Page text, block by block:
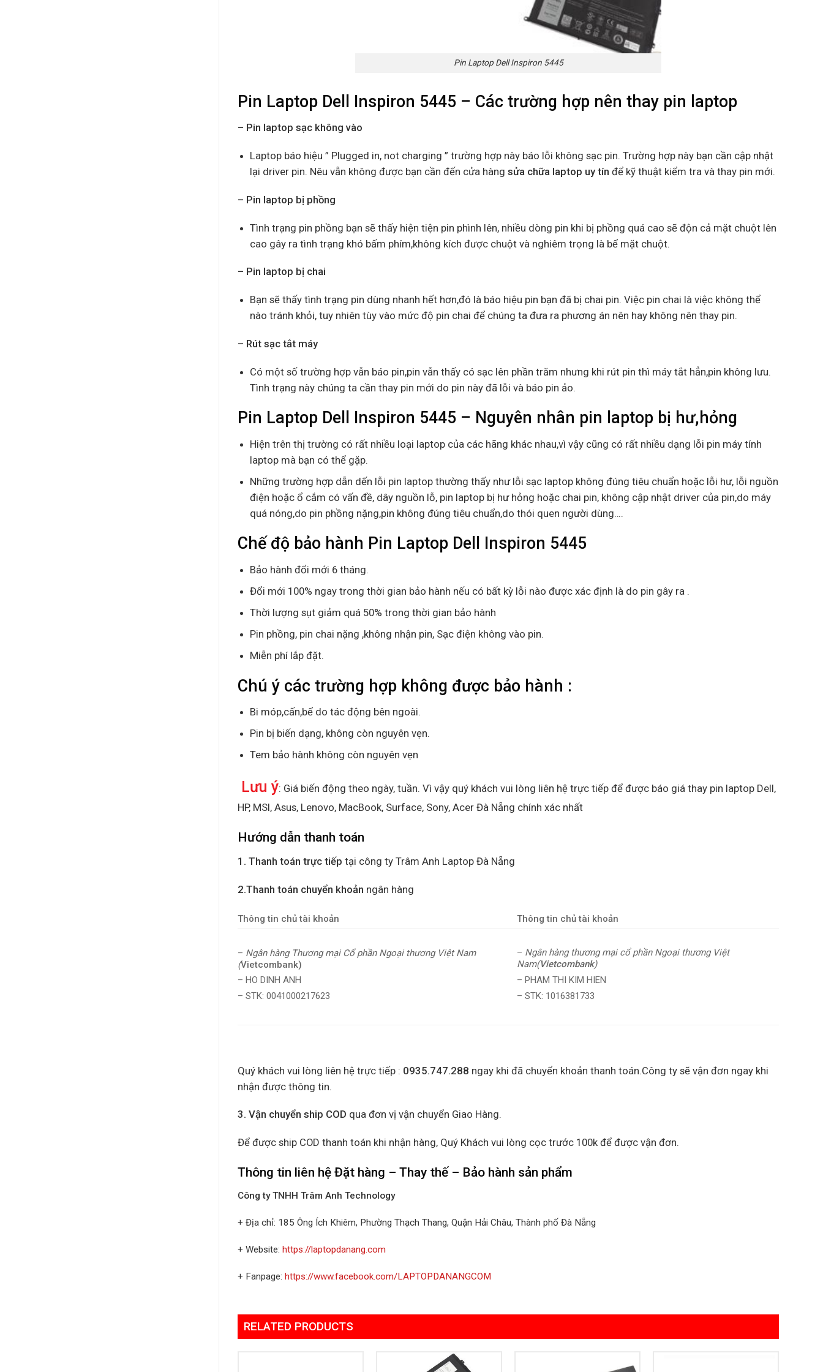
Pin Laptop Dell Inspiron 5445
Pin Laptop Dell Inspiron 5445 – Các trường hợp nên thay pin laptop
– Pin laptop sạc không vào
Laptop báo hiệu ” Plugged in, not charging ” trường hợp này báo lỗi không sạc pin. Trường hợp này bạn cần cập nhật
lại driver pin. Nêu vẫn không được bạn cần đến cửa hàng sửa chữa laptop uy tín để kỹ thuật kiểm tra và thay pin mới.
– Pin laptop bị phồng
Tình trạng pin phồng bạn sẽ thấy hiện tiện pin phình lên, nhiều dòng pin khi bị phồng quá cao sẽ độn cả mặt chuột lên
cao gây ra tình trạng khó bấm phím,không kích được chuột và nghiêm trọng là bể mặt chuột.
– Pin laptop bị chai
Bạn sẽ thấy tình trạng pin dùng nhanh hết hơn,đó là báo hiệu pin bạn đã bị chai pin. Việc pin chai là việc không thể
nào tránh khỏi, tuy nhiên tùy vào mức độ pin chai để chúng ta đưa ra phương án nên hay không nên thay pin.
– Rút sạc tắt máy
Có một số trường hợp vẫn báo pin,pin vẫn thấy có sạc lên phần trăm nhưng khi rút pin thì máy tắt hẳn,pin không lưu.
Tình trạng này chúng ta cần thay pin mới do pin này đã lỗi và báo pin ảo.
Pin Laptop Dell Inspiron 5445 – Nguyên nhân pin laptop bị hư,hỏng
Hiện trên thị trường có rất nhiều loại laptop của các hãng khác nhau,vì vậy cũng có rất nhiều dạng lỗi pin máy tính
laptop mà bạn có thể gặp.
Những trường hợp dẫn dến lỗi pin laptop thường thấy như lỗi sạc laptop không đúng tiêu chuẩn hoặc lỗi hư, lỗi nguồn
điện hoặc ổ cắm có vấn đề, dây nguồn lỗ, pin laptop bị hư hỏng hoặc chai pin, không cập nhật driver của pin,do máy
quá nóng,do pin phồng nặng,pin không đúng tiêu chuẩn,do thói quen người dùng….
Chế độ bảo hành Pin Laptop Dell Inspiron 5445
Bảo hành đổi mới 6 tháng.
Đổi mới 100% ngay trong thời gian bảo hành nếu có bất kỳ lỗi nào được xác định là do pin gây ra .
Thời lượng sụt giảm quá 50% trong thời gian bảo hành
Pin phồng, pin chai nặng ,không nhận pin, Sạc điện không vào pin.
Miễn phí lắp đặt.
Chú ý các trường hợp không được bảo hành :
Bi móp,cấn,bể do tác động bên ngoài.
Pin bị biến dạng, không còn nguyên vẹn.
Tem bảo hành không còn nguyên vẹn
Lưu ý: Giá biến động theo ngày, tuần. Vì vậy quý khách vui lòng liên hệ trực tiếp để được báo giá thay pin laptop Dell,
HP, MSI, Asus, Lenovo, MacBook, Surface, Sony, Acer Đà Nẵng chính xác nhất
Hướng dẫn thanh toán
1. Thanh toán trực tiếp tại công ty Trâm Anh Laptop Đà Nẵng
2.Thanh toán chuyển khoản ngân hàng
Thông tin chủ tài khoản Thông tin chủ tài khoản
– Ngân hàng Thương mại Cổ phần Ngoại thương Việt Nam
(Vietcombank)
– HO DINH ANH
– STK: 0041000217623
– Ngân hàng thương mại cổ phần Ngoại thương Việt
Nam(Vietcombank)
– PHAM THI KIM HIEN
– STK: 1016381733
Quý khách vui lòng liên hệ trực tiếp : 0935.747.288 ngay khi đã chuyển khoản thanh toán.Công ty sẽ vận đơn ngay khi
nhận được thông tin.
3. Vận chuyển ship COD qua đơn vị vận chuyển Giao Hàng.
Để được ship COD thanh toán khi nhận hàng, Quý Khách vui lòng cọc trước 100k để được vận đơn.
Thông tin liên hệ Đặt hàng – Thay thế – Bảo hành sản phẩm
Công ty TNHH Trâm Anh Technology
+ Địa chỉ: 185 Ông Ích Khiêm, Phường Thạch Thang, Quận Hải Châu, Thành phố Đà Nẵng
+ Website: https://laptopdanang.com
+ Fanpage: https://www.facebook.com/LAPTOPDANANGCOM
RELATED PRODUCTS